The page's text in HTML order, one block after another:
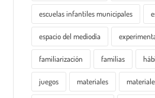
escuelas infantiles municipales
espacio del mediodía
familiarización familias
juegos materiales